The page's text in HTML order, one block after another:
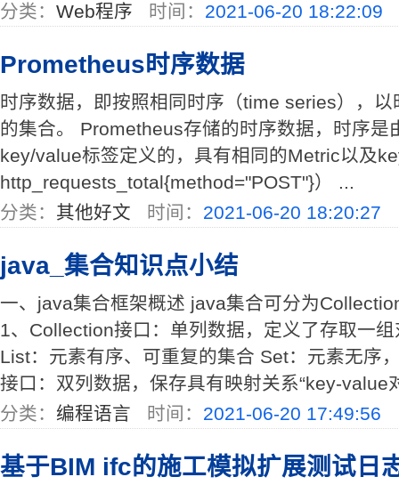
分类： Web程序 时间： 2021-06-20 18:22:09
Prometheus时序数据
时序数据，即按照相同时序（time series），
的集合。 Prometheus存储的时序数据，时序是
key/value标签定义的，具有相同的Metric以及
http_requests_total{method="POST"}） ...
分类： 其他好文 时间： 2021-06-20 18:20:27
java_集合知识点小结
一、java集合框架概述 java集合可分为
1、Collection接口：单列数据，定义了存取一
List：元素有序、可重复的集合 Set：元素无序
接口：双列数据，保存具有映射关系“key-value
分类： 编程语言 时间： 2021-06-20 17:49:56
基于BIM ifc的施工模拟扩展测试日